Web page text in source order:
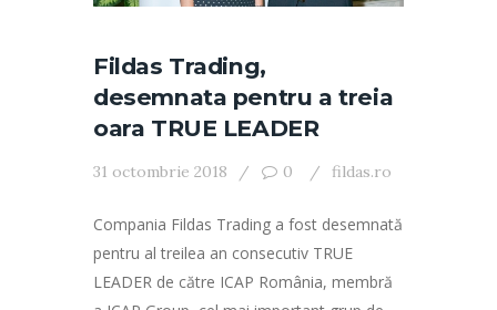
Fildas Trading,
desemnata pentru a treia
oara TRUE LEADER
31 octombrie 2018 0 fildas.ro
Compania Fildas Trading a fost desemnată
pentru al treilea an consecutiv TRUE
LEADER de către ICAP România, membră